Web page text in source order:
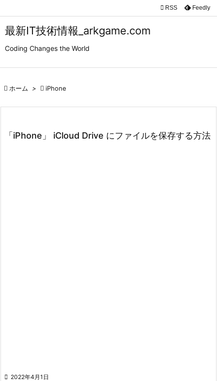
最新IT技術情報_arkgame.com
Coding Changes the World


検索
 RSS Feedly
 ホーム >  iPhone
「iPhone」 iCloud Drive にファイルを保存する方法
 2022年4月1日